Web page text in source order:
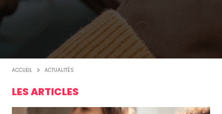
ACCUEIL ACTUALITÉS
LES ARTICLES